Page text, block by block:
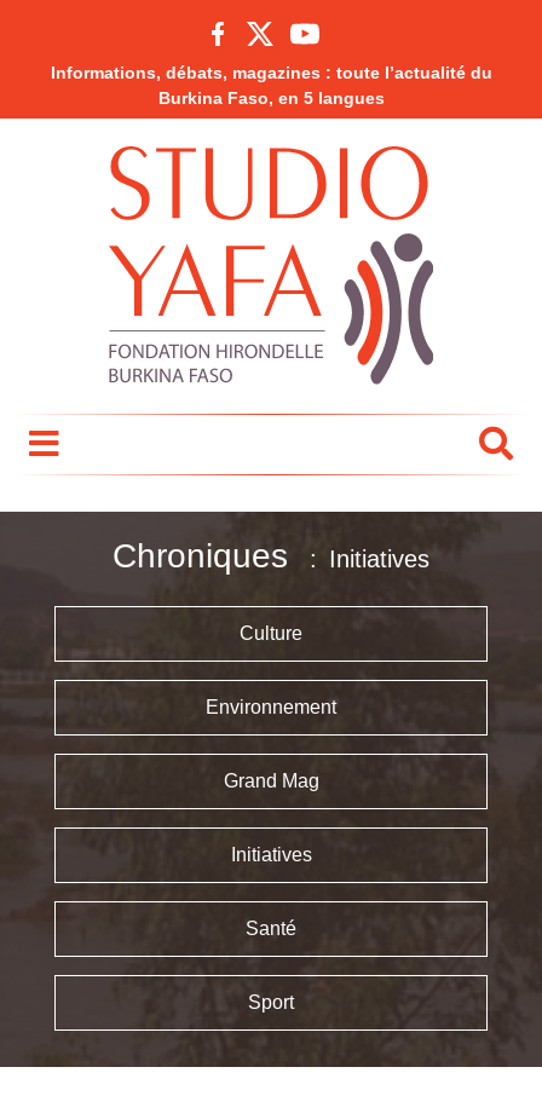
Informations, débats, magazines : toute l’actualité du
Burkina Faso, en 5 langues
Chroniques Initiatives
Culture
Environnement
Grand Mag
Initiatives
Santé
Sport